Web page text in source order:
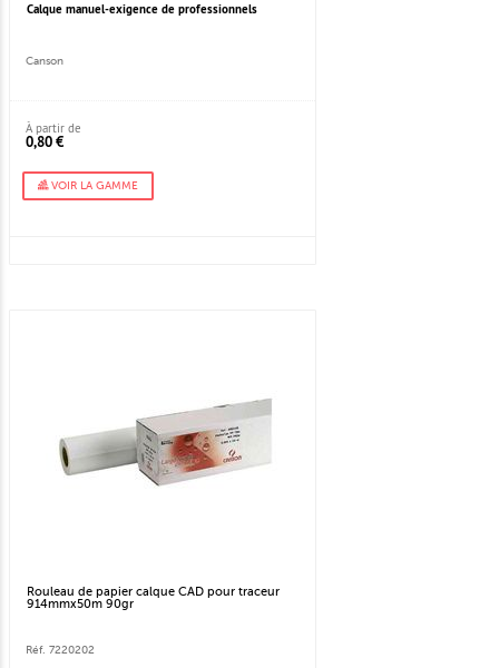
Calque manuel-exigence de professionnels
Canson
À partir de
0,80 €
VOIR LA GAMME
Rouleau de papier calque CAD pour traceur
914mmx50m 90gr
Réf. 7220202